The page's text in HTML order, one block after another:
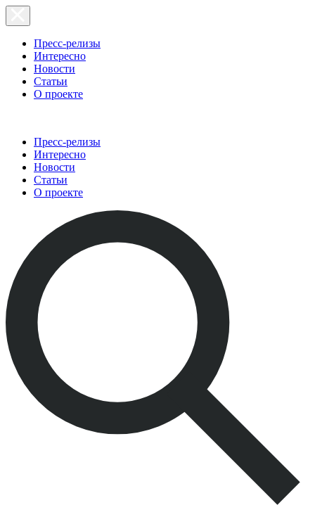
Пресс-релизы
Интересно
Новости
Статьи
О проекте
Пресс-релизы
Интересно
Новости
Статьи
О проекте